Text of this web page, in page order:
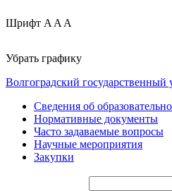
Шрифт A A A
Убрать графику
Волгоградский государственный
Сведения об
Нормативные документы
Часто задаваемые вопросы
Научные мероприятия
Закупки